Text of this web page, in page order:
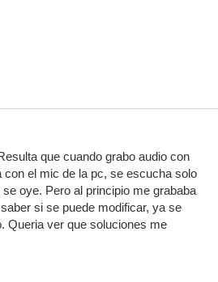
que cuando grabo audio con
el mic de la pc, se escucha solo
oye. Pero al principio me grababa
si se puede modificar, ya se
Queria ver que soluciones me